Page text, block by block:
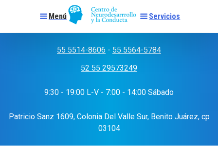
55 5514-8606 - 55 5564-5784
52 55 29573249
9:30 - 19:00 L-V - 7:00 - 14:00 Sábado
Patricio Sanz 1609, Colonia Del Valle Sur, Benito Juárez, cp
03104
Menú Servicios